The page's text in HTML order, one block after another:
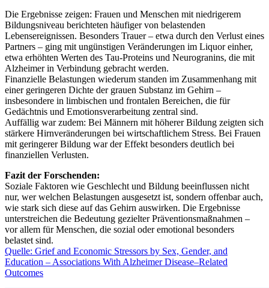
Die Ergebnisse zeigen: Frauen und Menschen mit niedrigerem
Bildungsniveau berichteten häufiger von belastenden
Lebensereignissen. Besonders Trauer – etwa durch den Verlust eines
Partners – ging mit ungünstigen Veränderungen im Liquor einher,
etwa erhöhten Werten des Tau-Proteins und Neurogranins, die mit
Alzheimer in Verbindung gebracht werden.
Finanzielle Belastungen wiederum standen im Zusammenhang mit
einer geringeren Dichte der grauen Substanz im Gehirn –
insbesondere in limbischen und frontalen Bereichen, die für
Gedächtnis und Emotionsverarbeitung zentral sind.
Auffällig war zudem: Bei Männern mit höherer Bildung zeigten sich
stärkere Hirnveränderungen bei wirtschaftlichem Stress. Bei Frauen
mit geringerer Bildung war der Effekt besonders deutlich bei
finanziellen Verlusten.
Fazit der Forschenden:
Soziale Faktoren wie Geschlecht und Bildung beeinflussen nicht
nur, wer welchen Belastungen ausgesetzt ist, sondern offenbar auch,
wie stark sich diese auf das Gehirn auswirken. Die Ergebnisse
unterstreichen die Bedeutung gezielter Präventionsmaßnahmen –
vor allem für Menschen, die sozial oder emotional besonders
belastet sind.
Quelle: Grief and Economic Stressors by Sex, Gender, and
Education – Associations With Alzheimer Disease–Related
Outcomes